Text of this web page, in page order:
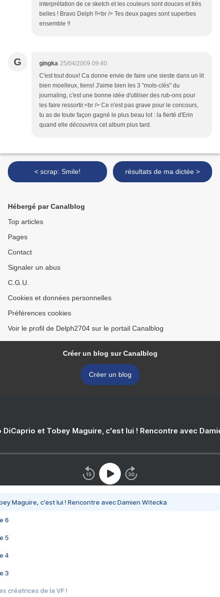
interprétation de ce sketch et les couleurs sont douces et très
belles ! Bravo Delph !!<br /> Tes deux pages sont superbes
ensemble !!
G gingka 25/04/2009 09:40
C'est tout doux! Ca donne envie de faire une sieste dans un lit
bien moelleux, tiens! J'aime bien les 3 "mots-clés" du
journaling, c'est une bonne idée d'utiliser des rub-ons pour
les faire ressortir.<br /> Ce n'est pas grave pour le concours,
tu as de toute façon gagné le plus beau lot : la fierté d'Erin
quand elle découvrira cet album plus tard.
< scrap: Smile! résultats de ma dictée >
Hébergé par Canalblog
Top articles
Pages
Contact
Signaler un abus
C.G.U.
Cookies et données personnelles
Préférences cookies
Voir le profil de Delph2704 sur le portail Canalblog
Créer un blog sur Canalblog
Créer un blog
DiCaprio et Tobey Maguire, c'est lui ! Rencontre avec
Maguire, c'est lui ! Rencontre avec Damien Witecka
6
5
4
3
créatrices de la VF !